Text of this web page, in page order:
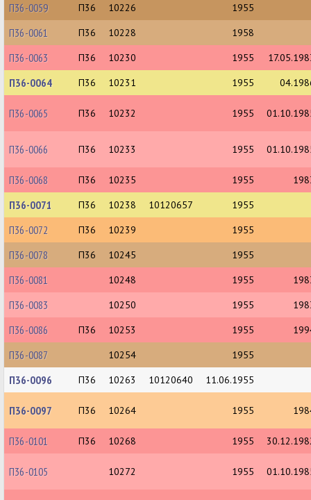
П36-0059 П36 10226 1955
П36-0061 П36 10228 1958
П36-0063 П36 10230 1955
П36-0064 П36 10231 1955
П36-0065 П36 10232 1955
П36-0066 П36 10233 1955
П36-0068 П36 10235 1955
П36-0071 П36 10238 10120657 1955
П36-0072 П36 10239 1955
П36-0078 П36 10245 1955
П36-0081 10248 1955
П36-0083 10250 1955
П36-0086 П36 10253 1955
П36-0087 10254 1955
П36-0096 П36 10263 10120640 11.06.1955
П36-0097 П36 10264 1955
П36-0101 П36 10268 1955
П36-0105 10272 1955